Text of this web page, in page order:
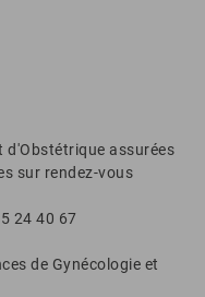
d'Obstétrique assurées
sur rendez-vous
24 40 67
de Gynécologie et